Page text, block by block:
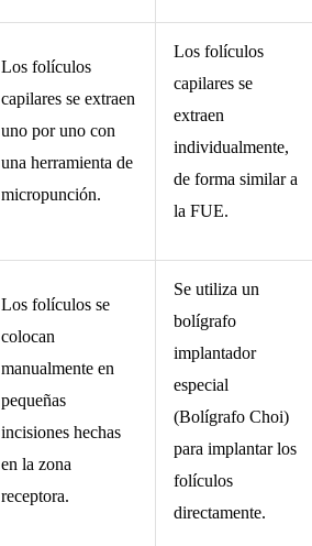
Los folículos
capilares se extraen
uno por uno con
una herramienta de
micropunción.
Los folículos
capilares se
extraen
individualmente,
de forma similar a
la FUE.
Los folículos se
colocan
manualmente en
pequeñas
incisiones hechas
en la zona
receptora.
Se utiliza un
bolígrafo
implantador
especial
(Bolígrafo Choi)
para implantar los
folículos
directamente.